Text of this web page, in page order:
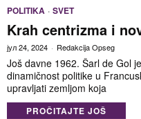
POLITIKA · SVET
Krah centrizma i
јул 24, 2024 Redakcija Opseg
Još davne 1962. Šarl de Gol
dinamičnost politike u
upravljati zemljom koja
PROČITAJTE JOŠ